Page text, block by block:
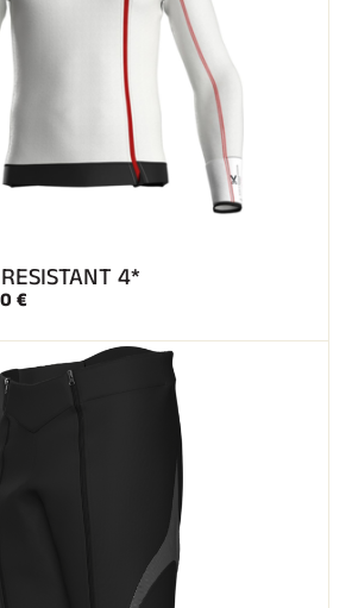
SKI TOUT TERRAIN
4*
€